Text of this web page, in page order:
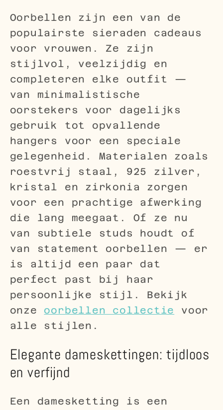
Oorbellen zijn een van de
populairste sieraden cadeaus
voor vrouwen. Ze zijn
stijlvol, veelzijdig en
completeren elke outfit —
van minimalistische
oorstekers voor dagelijks
gebruik tot opvallende
hangers voor een speciale
gelegenheid. Materialen zoals
roestvrij staal, 925 zilver,
kristal en zirkonia zorgen
voor een prachtige afwerking
die lang meegaat. Of ze nu
van subtiele studs houdt of
van statement oorbellen — er
is altijd een paar dat
perfect past bij haar
persoonlijke stijl. Bekijk
onze oorbellen collectie
voor
alle stijlen.
Elegante dameskettingen: tijdloos
en verfijnd
Een damesketting is een